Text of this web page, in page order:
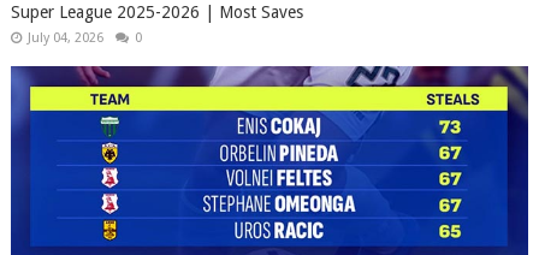
Super League 2025-2026 | Most Saves
July 04, 2026 0